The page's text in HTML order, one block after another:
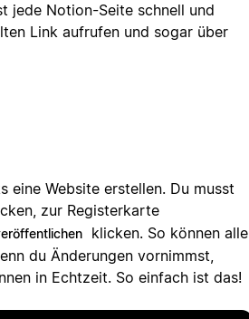
jede Notion-Seite schnell und
Link aufrufen und sogar über
eine Website erstellen. Du musst
zur Registerkarte
klicken. So können alle,
du Änderungen vornimmst,
in Echtzeit. So einfach ist das!